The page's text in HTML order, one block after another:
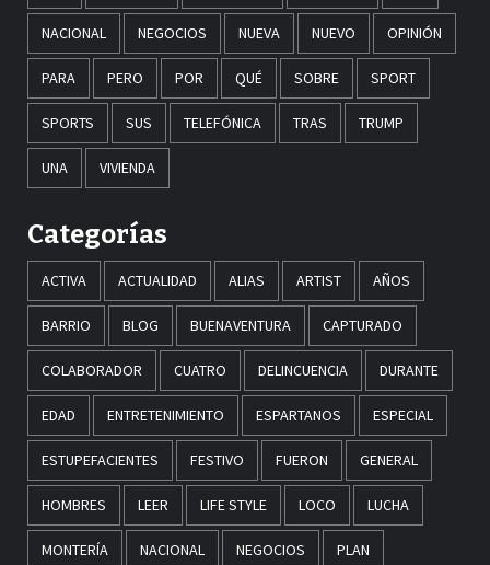
NACIONAL NEGOCIOS NUEVA NUEVO OPINIÓN
PARA PERO POR QUÉ SOBRE SPORT
SPORTS SUS TELEFÓNICA TRAS TRUMP
UNA VIVIENDA
Categorías
ACTIVA ACTUALIDAD ALIAS ARTIST AÑOS
BARRIO BLOG BUENAVENTURA CAPTURADO
COLABORADOR CUATRO DELINCUENCIA DURANTE
EDAD ENTRETENIMIENTO ESPARTANOS ESPECIAL
ESTUPEFACIENTES FESTIVO FUERON GENERAL
HOMBRES LEER LIFE STYLE LOCO LUCHA
MONTERÍA NACIONAL NEGOCIOS PLAN